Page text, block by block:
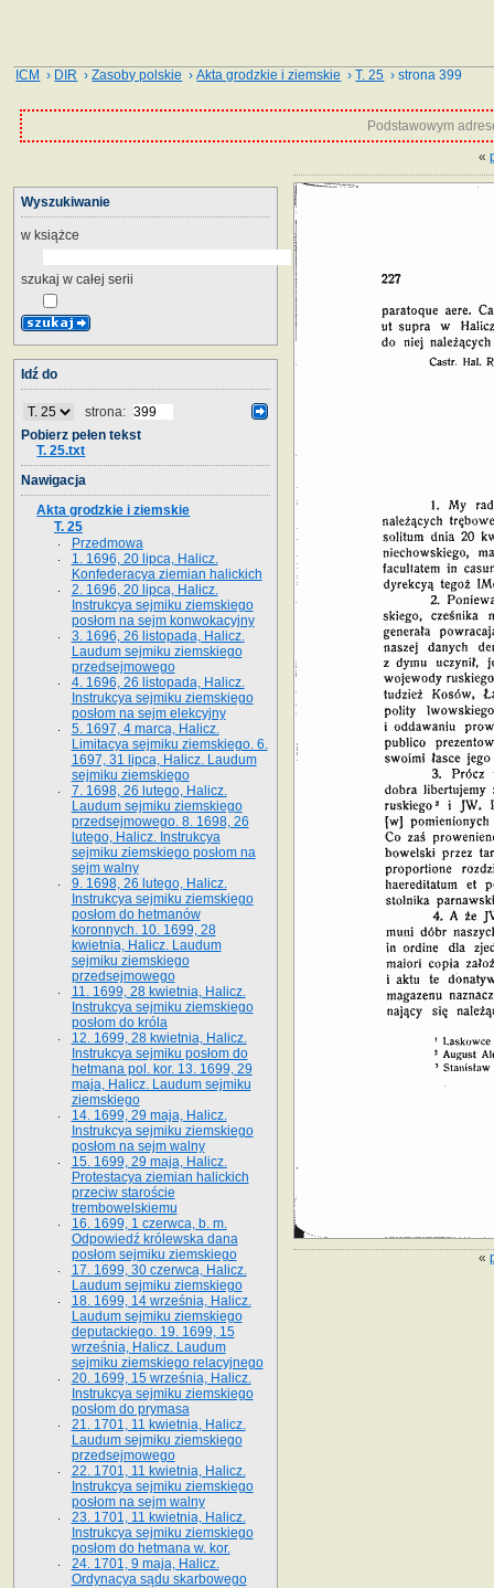
ICM › DIR ›Zasoby polskie ›Akta grodzkie i ziemskie ›T. 25 › strona 399
Podstawowym
«
«
Wyszukiwanie
w książce
szukaj w całej serii
Idź do
strona:
Pobierz pełen tekst
T. 25.txt
Nawigacja
Akta grodzkie i ziemskie
T. 25
Przedmowa
1. 1696, 20 lipca, Halicz.
Konfederacya ziemian halickich
2. 1696, 20 lipca, Halicz.
Instrukcya sejmiku ziemskiego
posłom na sejm konwokacyjny
3. 1696, 26 listopada, Halicz.
Laudum sejmiku ziemskiego
przedsejmowego
4. 1696, 26 listopada, Halicz.
Instrukcya sejmiku ziemskiego
posłom na sejm elekcyjny
5. 1697, 4 marca, Halicz.
Limitacya sejmiku ziemskiego. 6.
1697, 31 lipca, Halicz. Laudum
sejmiku ziemskiego
7. 1698, 26 lutego, Halicz.
Laudum sejmiku ziemskiego
przedsejmowego. 8. 1698, 26
lutego, Halicz. Instrukcya
sejmiku ziemskiego posłom na
sejm walny
9. 1698, 26 lutego, Halicz.
Instrukcya sejmiku ziemskiego
posłom do hetmanów
koronnych. 10. 1699, 28
kwietnia, Halicz. Laudum
sejmiku ziemskiego
przedsejmowego
11. 1699, 28 kwietnia, Halicz.
Instrukcya sejmiku ziemskiego
posłom do króla
12. 1699, 28 kwietnia, Halicz.
Instrukcya sejmiku posłom do
hetmana pol. kor. 13. 1699, 29
maja, Halicz. Laudum sejmiku
ziemskiego
14. 1699, 29 maja, Halicz.
Instrukcya sejmiku ziemskiego
posłom na sejm walny
15. 1699, 29 maja, Halicz.
Protestacya ziemian halickich
przeciw staroście
trembowelskiemu
16. 1699, 1 czerwca, b. m.
Odpowiedź królewska dana
posłom sejmiku ziemskiego
17. 1699, 30 czerwca, Halicz.
Laudum sejmiku ziemskiego
18. 1699, 14 września, Halicz.
Laudum sejmiku ziemskiego
deputackiego. 19. 1699, 15
września, Halicz. Laudum
sejmiku ziemskiego relacyjnego
20. 1699, 15 września, Halicz.
Instrukcya sejmiku ziemskiego
posłom do prymasa
21. 1701, 11 kwietnia, Halicz.
Laudum sejmiku ziemskiego
przedsejmowego
22. 1701, 11 kwietnia, Halicz.
Instrukcya sejmiku ziemskiego
posłom na sejm walny
23. 1701, 11 kwietnia, Halicz.
Instrukcya sejmiku ziemskiego
posłom do hetmana w. kor.
24. 1701, 9 maja, Halicz.
Ordynacya sądu skarbowego